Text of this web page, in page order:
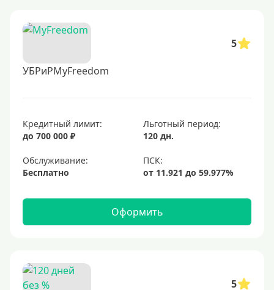
5
УБРиРMyFreedom
Кредитный лимит:
до 700 000 ₽
Льготный период:
120 дн.
Обслуживание:
Бесплатно
Оформить
5